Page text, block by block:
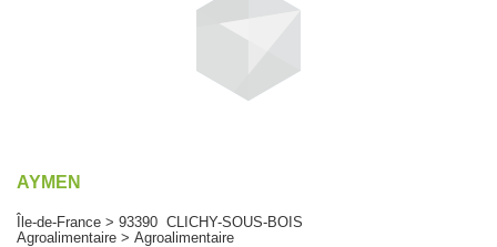
AYMEN
Île-de-France > 93390 CLICHY-SOUS-BOIS
Agroalimentaire > Agroalimentaire